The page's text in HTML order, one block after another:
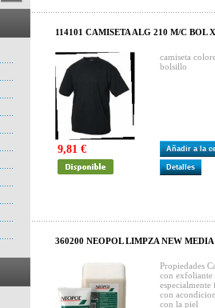
114101 CAMISETA ALG 210 M/C BOL
camiseta
bolsillo
9,81 € Añadir a la
Detalles
360200 NEOPOL LIMPZA NEW
Propiedades
con exfoliante
especialmente
con
con la piel